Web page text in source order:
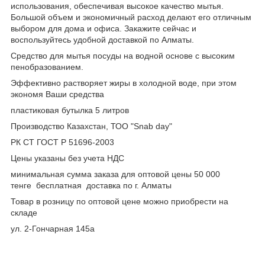
использования, обеспечивая высокое качество мытья.
Большой объем и экономичный расход делают его отличным
выбором для дома и офиса. Закажите сейчас и
воспользуйтесь удобной доставкой по Алматы.
Средство для мытья посуды на водной основе с высоким
пенобразованием.
Эффективно растворяет жиры в холодной воде, при этом
экономя Ваши средства
пластиковая бутылка 5 литров
Производство Казахстан, ТОО "Snab day"
РК СТ ГОСТ Р 51696-2003
Цены указаны без учета НДС
минимальная сумма заказа для оптовой цены 50 000
тенге бесплатная доставка по г. Алматы
Товар в розницу по оптовой цене можно приобрести на
складе
ул. 2-Гончарная 145а